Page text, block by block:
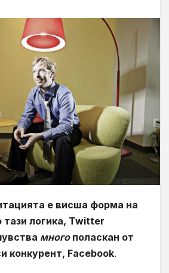
е висша форма на
логика, Twitter
многополаскан от
конкурент, Facebook.